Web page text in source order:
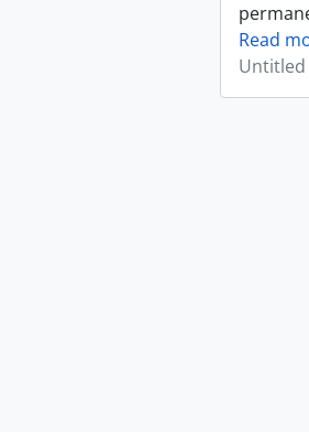
Read
Untitled